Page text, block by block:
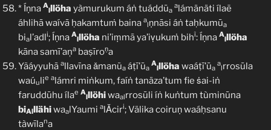
* Íṇna A
lllöha yàmurukum áṅ tuáddūa
alámänäti ílaẽ
áhlihā waívā ḥakamtuṁ baina a
lṇnāsi áṅ taḥkumūa
bial’adli; Íṇna A
lllöha ni’iṃmā ya’iṿukuṁ bihĩ: Íṇna A
lllöha
kāna samī’aņa baṣīroṇa
Yãáyyuhā allavīna ǎmanũa áṭī’ūa
A
lllöha waáṭī’ūa
a
lrrosūla
waúulie alámri miṅkum, faíṅ tanäza’tum fie ṡai-iṅ
faruddūhu ílae A
lllöhiwaalrrosūli íṅ kuṅtum tùminūna
biAlllähiwaalYaumi alǍciri; Välika coiruṇ waáḥsanu
tàwīlana